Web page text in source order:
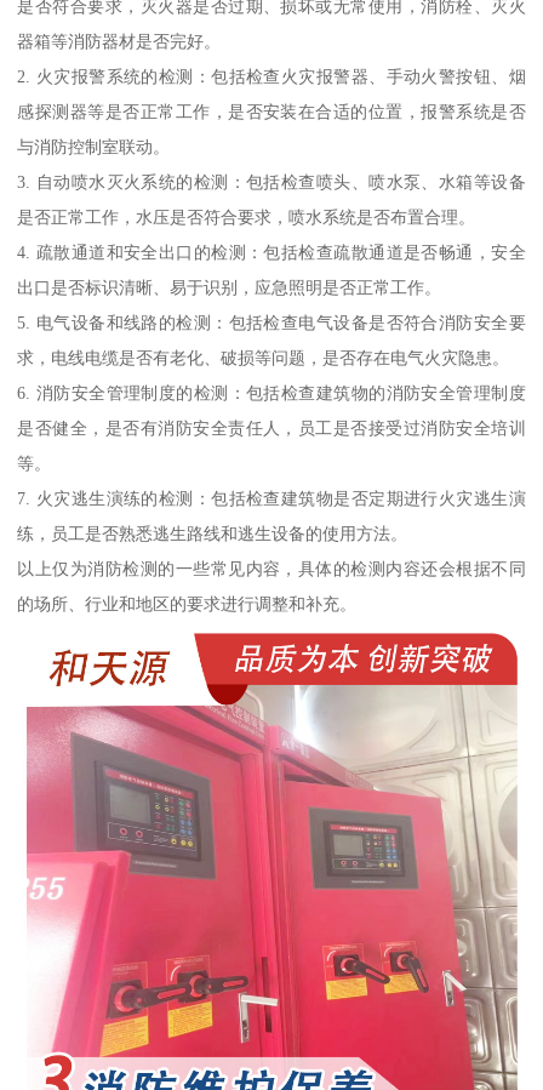
是否符合要求，灭火器是否过期、损坏或无常使用，消防栓、灭火
器箱等消防器材是否完好。
2. 火灾报警系统的检测：包括检查火灾报警器、手动火警按钮、烟
感探测器等是否正常工作，是否安装在合适的位置，报警系统是否
与消防控制室联动。
3. 自动喷水灭火系统的检测：包括检查喷头、喷水泵、水箱等设备
是否正常工作，水压是否符合要求，喷水系统是否布置合理。
4. 疏散通道和安全出口的检测：包括检查疏散通道是否畅通，安全
出口是否标识清晰、易于识别，应急照明是否正常工作。
5. 电气设备和线路的检测：包括检查电气设备是否符合消防安全要
求，电线电缆是否有老化、破损等问题，是否存在电气火灾隐患。
6. 消防安全管理制度的检测：包括检查建筑物的消防安全管理制度
是否健全，是否有消防安全责任人，员工是否接受过消防安全培训
等。
7. 火灾逃生演练的检测：包括检查建筑物是否定期进行火灾逃生演
练，员工是否熟悉逃生路线和逃生设备的使用方法。
以上仅为消防检测的一些常见内容，具体的检测内容还会根据不同
的场所、行业和地区的要求进行调整和补充。